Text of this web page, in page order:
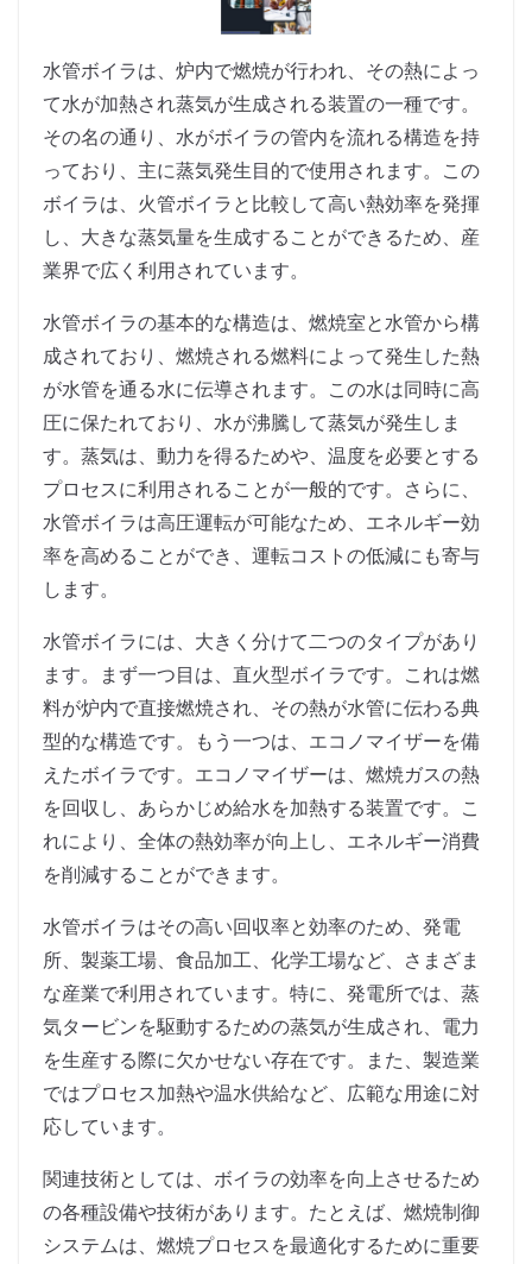
水管ボイラは、炉内で燃焼が行われ、その熱によっ
て水が加熱され蒸気が生成される装置の一種です。
その名の通り、水がボイラの管内を流れる構造を持
っており、主に蒸気発生目的で使用されます。この
ボイラは、火管ボイラと比較して高い熱効率を発揮
し、大きな蒸気量を生成することができるため、産
業界で広く利用されています。
水管ボイラの基本的な構造は、燃焼室と水管から構
成されており、燃焼される燃料によって発生した熱
が水管を通る水に伝導されます。この水は同時に高
圧に保たれており、水が沸騰して蒸気が発生しま
す。蒸気は、動力を得るためや、温度を必要とする
プロセスに利用されることが一般的です。さらに、
水管ボイラは高圧運転が可能なため、エネルギー効
率を高めることができ、運転コストの低減にも寄与
します。
水管ボイラには、大きく分けて二つのタイプがあり
ます。まず一つ目は、直火型ボイラです。これは燃
料が炉内で直接燃焼され、その熱が水管に伝わる典
型的な構造です。もう一つは、エコノマイザーを備
えたボイラです。エコノマイザーは、燃焼ガスの熱
を回収し、あらかじめ給水を加熱する装置です。こ
れにより、全体の熱効率が向上し、エネルギー消費
を削減することができます。
水管ボイラはその高い回収率と効率のため、発電
所、製薬工場、食品加工、化学工場など、さまざま
な産業で利用されています。特に、発電所では、蒸
気タービンを駆動するための蒸気が生成され、電力
を生産する際に欠かせない存在です。また、製造業
ではプロセス加熱や温水供給など、広範な用途に対
応しています。
関連技術としては、ボイラの効率を向上させるため
の各種設備や技術があります。たとえば、燃焼制御
システムは、燃焼プロセスを最適化するために重要